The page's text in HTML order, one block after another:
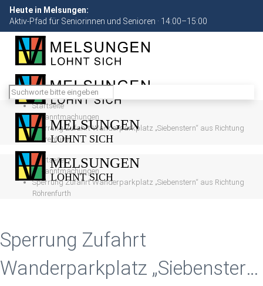
Heute in Melsungen:
Aktiv-Pfad für Seniorinnen und Senioren · 14:00–15:00
Startseite
Bekanntmachungen
Sperrung Zufahrt Wanderparkplatz „Siebenstern“ aus Richtung
Röhrenfurth
Startseite
Bekanntmachungen
Sperrung Zufahrt Wanderparkplatz „Siebenstern“ aus Richtung
Röhrenfurth
Sperrung Zufahrt
Wanderparkplatz „Siebenstern“